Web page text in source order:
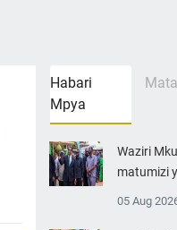
Habari
Mpya
Waziri
matumizi
05 Aug